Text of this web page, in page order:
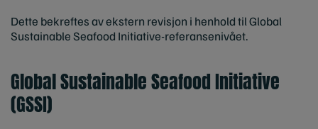
Dette bekreftes av ekstern revisjon i henhold til Global
Sustainable Seafood Initiative-referansenivået.
Global Sustainable Seafood Initiative
(GSSI)